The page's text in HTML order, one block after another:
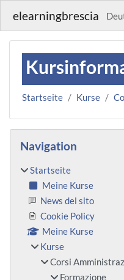
elearningbrescia
Startseite Kurse
Blöcke
Navigation
Startseite
Meine Kurse
News del sito
Cookie Policy
Meine Kurse
Kurse
Corsi
Formazione